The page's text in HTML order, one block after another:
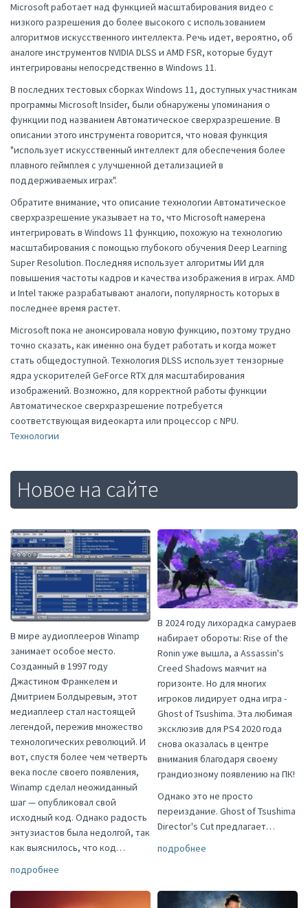
Microsoft работает над функцией масштабирования видео с
низкого разрешения до более высокого с использованием
алгоритмов искусственного интеллекта. Речь идет, вероятно, об
аналоге инструментов NVIDIA DLSS и AMD FSR, которые будут
интегрированы непосредственно в Windows 11.
В последних тестовых сборках Windows 11, доступных участникам
программы Microsoft Insider, были обнаружены упоминания о
функции под названием Автоматическое сверхразрешение. В
описании этого инструмента говорится, что новая функция
"использует искусственный интеллект для обеспечения более
плавного геймплея с улучшенной детализацией в
поддерживаемых играх".
Обратите внимание, что описание технологии Автоматическое
сверхразрешение указывает на то, что Microsoft намерена
интегрировать в Windows 11 функцию, похожую на технологию
масштабирования с помощью глубокого обучения Deep Learning
Super Resolution. Последняя использует алгоритмы ИИ для
повышения частоты кадров и качества изображения в играх. AMD
и Intel также разрабатывают аналоги, популярность которых в
последнее время растет.
Microsoft пока не анонсировала новую функцию, поэтому трудно
точно сказать, как именно она будет работать и когда может
стать общедоступной. Технология DLSS использует тензорные
ядра ускорителей GeForce RTX для масштабирования
изображений. Возможно, для корректной работы функции
Автоматическое сверхразрешение потребуется
соответствующая видеокарта или процессор с NPU.
Технологии
Новое на сайте
В мире аудиоплееров Winamp
занимает особое место.
Созданный в 1997 году
Джастином Франкелем и
Дмитрием Болдыревым, этот
медиаплеер стал настоящей
легендой, пережив множество
технологических революций. И
вот, спустя более чем четверть
века после своего появления,
Winamp сделал неожиданный
шаг — опубликовал свой
исходный код. Однако радость
энтузиастов была недолгой, так
как выяснилось, что код…
подробнее
В 2024 году лихорадка самураев
набирает обороты: Rise of the
Ronin уже вышла, а Assassin's
Creed Shadows маячит на
горизонте. Но для многих
игроков лидирует одна игра -
Ghost of Tsushima. Эта любимая
эксклюзив для PS4 2020 года
снова оказалась в центре
внимания благодаря своему
грандиозному появлению на ПК!
Однако это не просто
переиздание. Ghost of Tsushima
Director's Cut предлагает…
подробнее